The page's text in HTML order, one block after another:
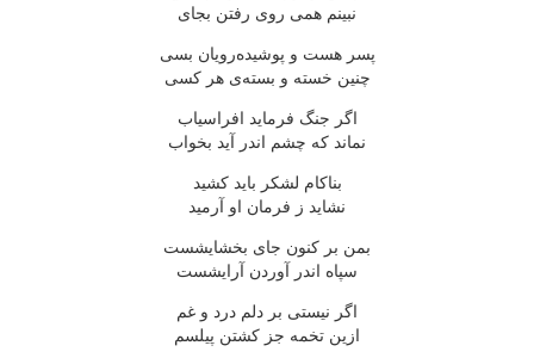
نبینم همی روی رفتن بجای
پسر هست و پوشیده‌رویان بسی
چنین خسته و بسته‌ی هر کسی
اگر جنگ فرماید افراسیاب
نماند که چشم اندر آید بخواب
بناکام لشکر باید کشید
نشاید ز فرمان او آرمید
بمن بر کنون جای بخشایشست
سپاه اندر آوردن آرایشست
اگر نیستی بر دلم درد و غم
ازین تخمه جز کشتن پیلسم